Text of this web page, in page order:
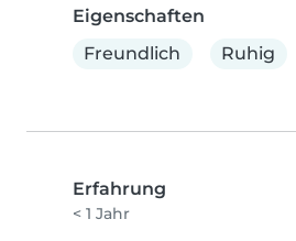
Eigenschaften
Freundlich
Ruhig
Erfahrung
< 1 Jahr